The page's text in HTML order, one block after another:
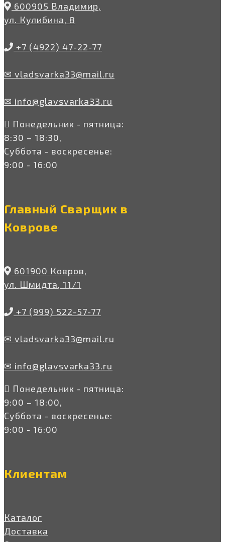
600905 Владимир,
ул. Кулибина, 8
+7 (4922) 47-22-77
✉ vladsvarka33@mail.ru
✉ info@glavsvarka33.ru
Понедельник - пятница:
8:30 – 18:30,
Суббота - воскресенье:
9:00 - 16:00
Главный Сварщик в
Коврове
601900 Ковров,
ул. Шмидта, 11/1
+7 (999) 522-57-77
✉ vladsvarka33@mail.ru
✉ info@glavsvarka33.ru
Понедельник - пятница:
9:00 – 18:00,
Суббота - воскресенье:
9:00 - 16:00
Клиентам
Каталог
Доставка